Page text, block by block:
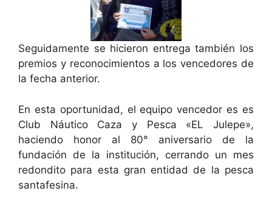
Seguidamente se hicieron entrega también los
premios y reconocimientos a los vencedores de
la fecha anterior.
En esta oportunidad, el equipo vencedor es es
Club Náutico Caza y Pesca «EL Julepe»,
haciendo honor al 80° aniversario de la
fundación de la institución, cerrando un mes
redondito para esta gran entidad de la pesca
santafesina.